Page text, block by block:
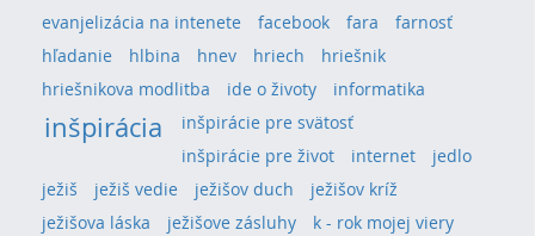
evanjelizácia na intenete facebook fara
farnosť
hľadanie
hlbina hnev hriech
hriešnik
hriešnikova modlitba
ide o životy informatika
inšpirácia
inšpirácie pre svätosť
inšpirácie pre život
internet
jedlo
ježiš
ježiš vedie ježišov duch
ježišov kríž
ježišova láska
ježišove zásluhy
k - rok mojej viery